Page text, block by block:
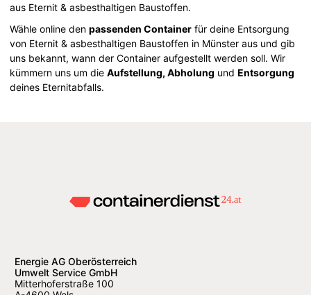
aus Eternit & asbesthaltigen Baustoffen.
Wähle online denpassenden Container für deine Entsorgung
von Eternit & asbesthaltigen Baustoffen in Münster aus und gib
uns bekannt, wann der Container aufgestellt werden soll. Wir
kümmern uns um dieAufstellung, Abholung undEntsorgung
deines Eternitabfalls.
Energie AG Oberösterreich
Umwelt Service GmbH
Mitterhoferstraße 100